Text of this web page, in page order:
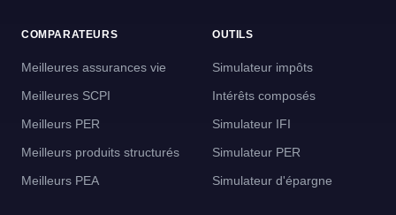
COMPARATEURS
Meilleures assurances vie
Meilleures SCPI
Meilleurs PER
Meilleurs produits structurés
Meilleurs PEA
OUTILS
Simulateur impôts
Intérêts composés
Simulateur IFI
Simulateur PER
Simulateur d'épargne